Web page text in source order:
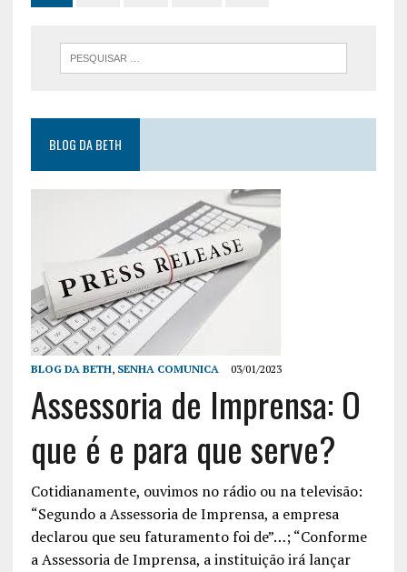
BLOG DA BETH
BLOG DA BETH, SENHA COMUNICA 03/01/2023
Assessoria de Imprensa: O
que é e para que serve?
Cotidianamente, ouvimos no rádio ou na televisão:
“Segundo a Assessoria de Imprensa, a empresa
declarou que seu faturamento foi de”…; “Conforme
a Assessoria de Imprensa, a instituição irá lançar